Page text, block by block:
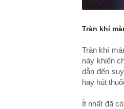
Tràn khí
Tràn khí
này khiến
dẫn đến
hay hút
Ít nhất đã